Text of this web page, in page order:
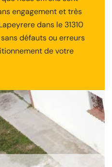
engagement et très
dans le 31310
défauts ou erreurs
de votre